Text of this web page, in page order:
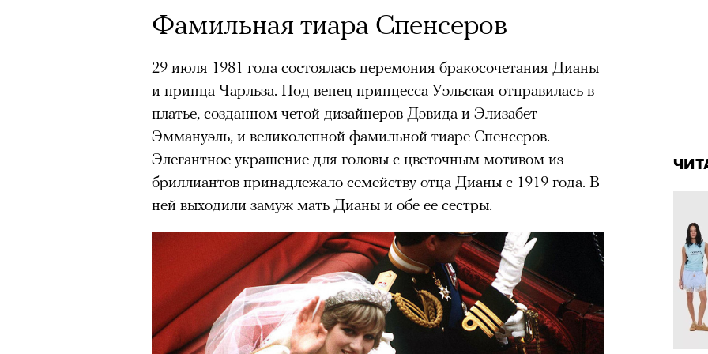
Фамильная тиара Спенсеров
29 июля 1981 года состоялась церемония бракосочетания Дианы
и принца Чарльза. Под венец принцесса Уэльская отправилась в
платье, созданном четой дизайнеров Дэвида и Элизабет
Эммануэль, и великолепной фамильной тиаре Спенсеров.
Элегантное украшение для головы с цветочным мотивом из
бриллиантов принадлежало семейству отца Дианы с 1919 года. В
ней выходили замуж мать Дианы и обе ее сестры.
человеком, дважды покорившим все 14 восьмитысячников
планеты без использования кислорода.